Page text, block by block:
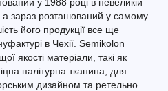
а зараз розташований у самому
його продукції все ще
в Чехії. Semikolon
якості матеріали, такі як
палітурна тканина, для
дизайном та ретельно